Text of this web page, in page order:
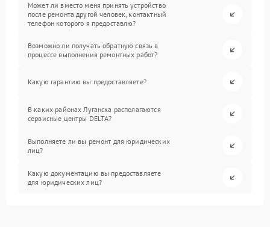
Может ли вместо меня принять устройство
после ремонта другой человек, контактный
телефон которого я предоставлю?
Возможно ли получать обратную связь в
процессе выполнения ремонтных работ?
Какую гарантию вы предоставляете?
В каких районах Луганска располагаются
сервисные центры DELTA?
Выполняете ли вы ремонт для юридических
лиц?
Какую документацию вы предоставляете
для юридических лиц?